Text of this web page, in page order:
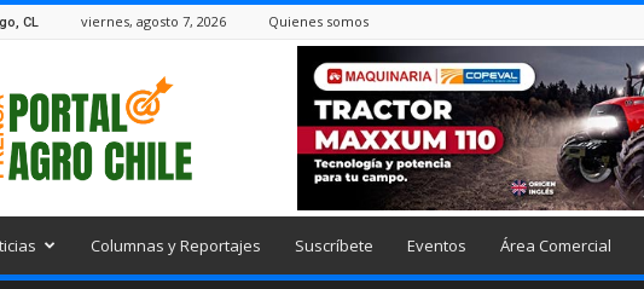
CL viernes, agosto 7, 2026 Quienes somos
Columnas y Reportajes Suscríbete Eventos Área Comercial